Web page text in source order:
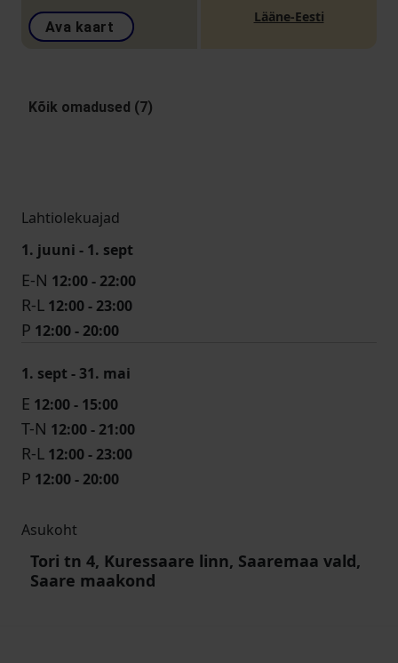
Ava kaart
Lääne-Eesti
Kõik omadused (7)
Lahtiolekuajad
1. juuni - 1. sept
E-N 12:00 - 22:00
R-L 12:00 - 23:00
P 12:00 - 20:00
1. sept - 31. mai
E 12:00 - 15:00
T-N 12:00 - 21:00
R-L 12:00 - 23:00
P 12:00 - 20:00
Asukoht
Tori tn 4, Kuressaare linn, Saaremaa vald,
Saare maakond